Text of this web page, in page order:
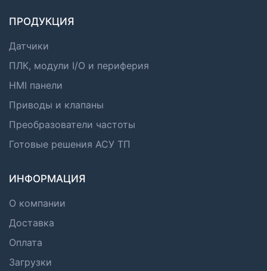
ПРОДУКЦИЯ
Датчики
ПЛК, модули I/O и периферия
HMI панели
Приводы и клапаны
Преобразователи частоты
Готовые решения АСУ ТП
ИНФОРМАЦИЯ
О компании
Доставка
Оплата
Загрузки